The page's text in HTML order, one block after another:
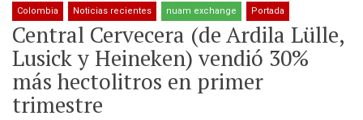
Colombia Noticias recientes nuam exchange Portada
Central Cervecera (de Ardila Lülle,
Lusick y Heineken) vendió 30%
más hectolitros en primer
trimestre